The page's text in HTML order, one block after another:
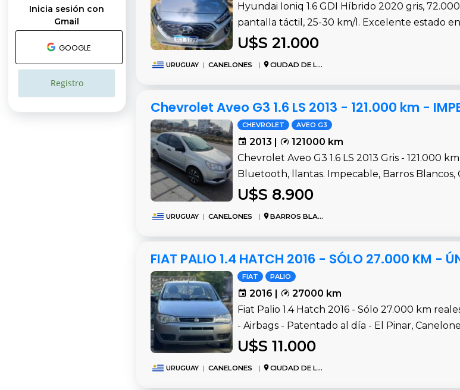
Inicia sesión con
Gmail
GOOGLE
Registro
Hyundai Ioniq 1.6 GDI Híbrido 2020 gris,
pantalla táctil, 25-30 km/l. Excelente estado en
U$S 21.000
URUGUAY | CANELONES | CIUDAD DE LA COSTA
Chevrolet Aveo G3 1.6 LS 2013 - 121.000 km -
CHEVROLET AVEO G3
2013 |
121000 km
Chevrolet Aveo G3 1.6 LS 2013 Gris - 121.000
Bluetooth, llantas. Impecable, Barros Blancos,
U$S 8.900
URUGUAY | CANELONES | BARROS BLANCOS
FIAT PALIO 1.4 HATCH 2016 - SÓLO 27.000 KM -
FIAT PALIO
2016 |
27000 km
Fiat Palio 1.4 Hatch 2016 - Sólo 27.000 km
- Airbags - Patentado al día - El Pinar,
U$S 11.000
URUGUAY | CANELONES | CIUDAD DE LA COSTA